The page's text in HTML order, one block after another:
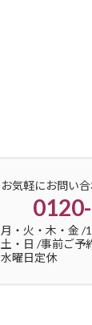
お気軽にお問い合
月・火・木・金 /
土・日 /事前ご予
水曜日定休